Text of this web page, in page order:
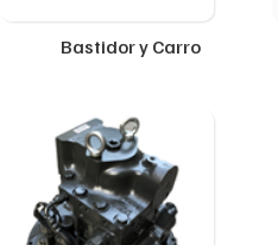
Bastidor y Carro